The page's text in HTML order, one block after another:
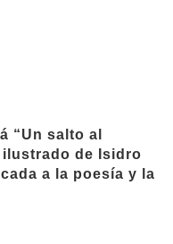
“Un salto al
de Isidro
a la poesía y la